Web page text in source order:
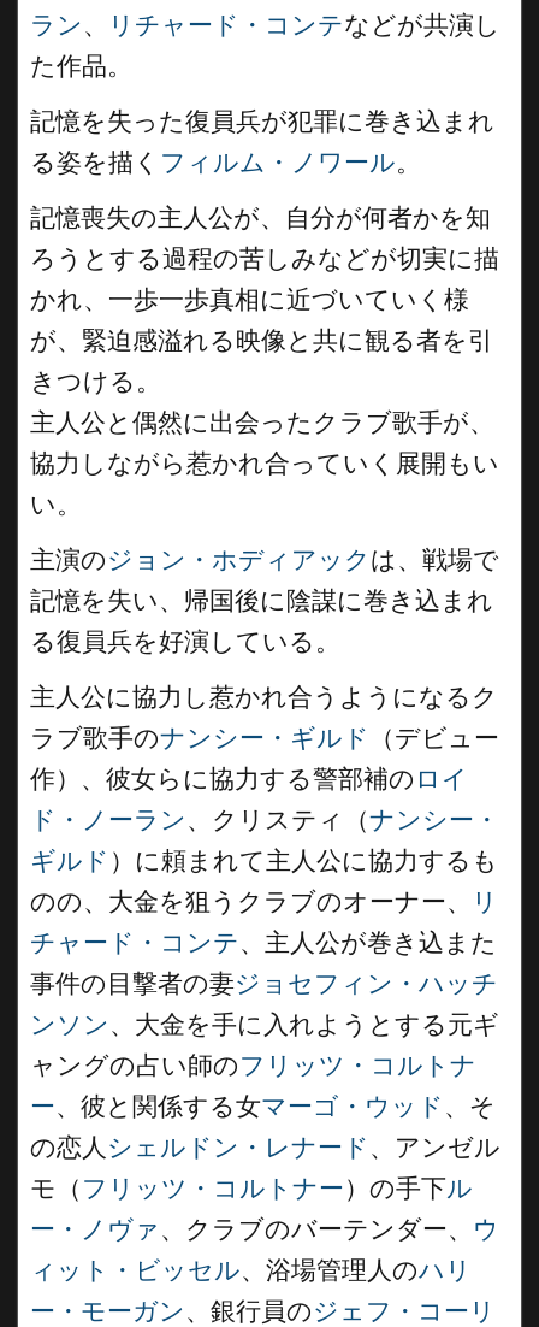
ラン 、 リチャード・コンテなどが共演し
た作品。
記憶を失った復員兵が犯罪に巻き込まれ
る姿を描く フィルム・ノワール。
記憶喪失の主人公が、自分が何者かを知
ろうとする過程の苦しみなどが切実に描
かれ、一歩一歩真相に近づいていく様
が、緊迫感溢れる映像と共に観る者を引
きつける。
主人公と偶然に出会ったクラブ歌手が、
協力しながら惹かれ合っていく展開もい
い。
主演のジョン・ホディアック は、戦場で
記憶を失い、帰国後に陰謀に巻き込まれ
る復員兵を好演している。
主人公に協力し惹かれ合うようになるク
ラブ歌手のナンシー・ギルド
（デビュー
作）、彼女らに協力する警部補の ロイ
ド・ノーラン 、クリスティ（ナンシー・
ギルド ）に頼まれて主人公に協力するも
のの、大金を狙うクラブのオーナー、
リ
チャード・コンテ、主人公が巻き込また
事件の目撃者の妻ジョセフィン・ハッチ
ンソン 、大金を手に入れようとする元ギ
ャングの占い師のフリッツ・コルトナ
ー、彼と関係する女マーゴ・ウッド 、そ
の恋人 シェルドン・レナード 、アンゼル
モ（ フリッツ・コルトナー）の手下ル
ー・ノヴァ 、クラブのバーテンダー、 ウ
ィット・ビッセル、浴場管理人のハリ
ー・モーガン 、銀行員のジェフ・コーリ